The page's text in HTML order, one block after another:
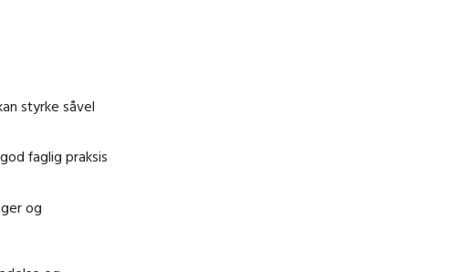
styrke såvel
faglig praksis
og